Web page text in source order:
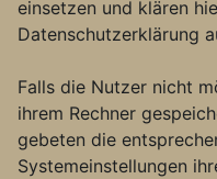
einsetzen und klären
Datenschutzerklärung
Falls die Nutzer nicht
ihrem Rechner
gebeten die
Systemeinstellungen